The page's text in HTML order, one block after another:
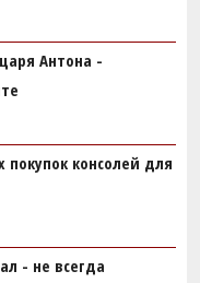
Антона -
консолей для
- не всегда